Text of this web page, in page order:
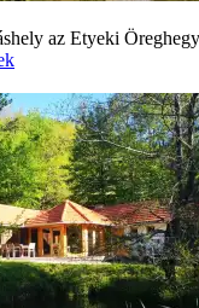
Panoráma – Pihenés a